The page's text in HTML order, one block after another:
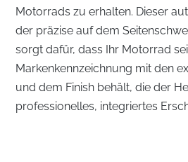
Motorrads zu erhalten. Dieser
der präzise auf dem
sorgt dafür, dass Ihr Motorrad
Markenkennzeichnung mit den
und dem Finish behält, die der
professionelles, integriertes